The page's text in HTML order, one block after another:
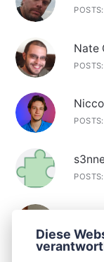
Nate
POSTS:
Diese